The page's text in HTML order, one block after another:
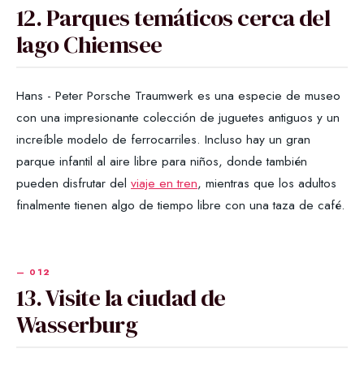
12. Parques temáticos cerca del
lago Chiemsee
Hans - Peter Porsche Traumwerk es una especie de museo
con una impresionante colección de juguetes antiguos y un
increíble modelo de ferrocarriles. Incluso hay un gran
parque infantil al aire libre para niños, donde también
pueden disfrutar del viaje en tren, mientras que los adultos
finalmente tienen algo de tiempo libre con una taza de café.
13. Visite la ciudad de
Wasserburg